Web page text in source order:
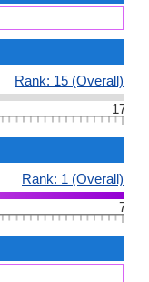
Rank: 15 (Overall)
17
Rank: 1 (Overall)
7